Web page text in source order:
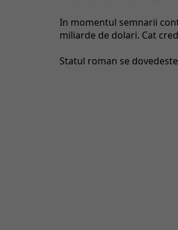
In momentul semnarii
miliarde de dolari. Cat
Statul roman se